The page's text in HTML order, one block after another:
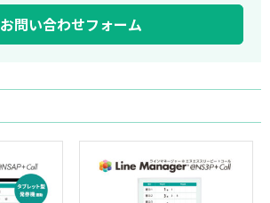
お問い合わせフォーム